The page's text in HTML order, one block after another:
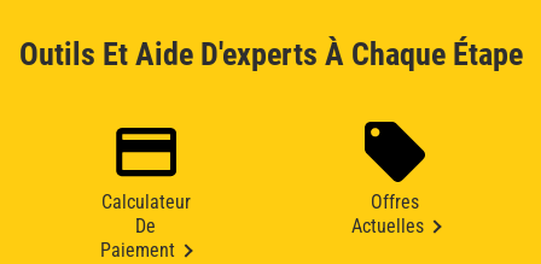
Outils Et Aide D'experts À Chaque Étape
Calculateur
De
Paiement
Offres
Actuelles